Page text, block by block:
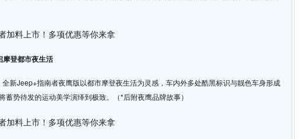
摩登都市夜生活
全新Jeep+指南者夜鹰版以都市摩登夜生活为灵感，车内外多处酷黑标识与靓色车身形成
蓄势待发的运动美学演绎到极致。（*后附夜鹰品牌故事）